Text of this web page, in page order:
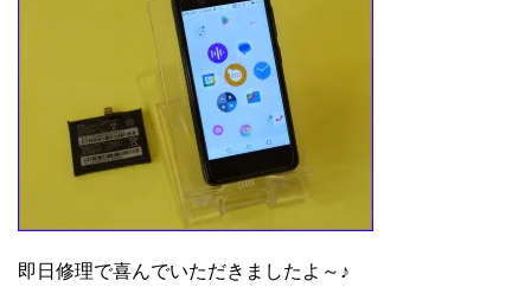
即日修理で喜んでいただきましたよ～♪